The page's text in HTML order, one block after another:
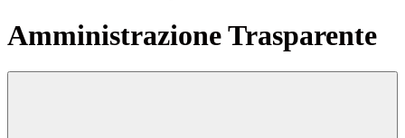
Amministrazione Trasparente